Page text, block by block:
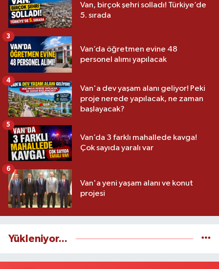
Van, birçok şehri solladı! Türkiye’de
5. sırada
Van’da öğretmen evine 48
personel alımı yapılacak
3
Van'a dev yaşam alanı geliyor! Peki
proje nerede yapılacak, ne zaman
başlayacak?
4
Van’da 3 farklı mahallede kavga!
Çok sayıda yaralı var
5
Van'a yeni yaşam alanı ve konut
projesi
6
Yükleniyor...